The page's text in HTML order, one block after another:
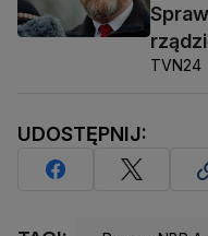
TVN24
UDOSTĘPNIJ: